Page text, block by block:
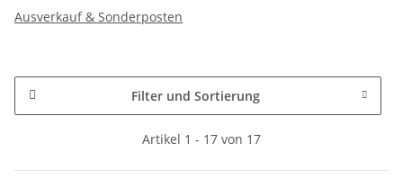
Ausverkauf & Sonderposten
Filter und Sortierung
Artikel 1 - 17 von 17